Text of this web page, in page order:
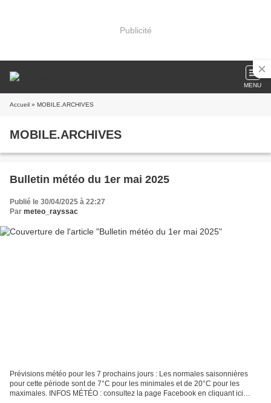
Publicité
MENU
Accueil » MOBILE.ARCHIVES
MOBILE.ARCHIVES
Bulletin météo du 1er mai 2025
Publié le 30/04/2025 à 22:27
Par meteo_rayssac
Prévisions météo pour les 7 prochains jours : Les normales saisonnières
pour cette période sont de 7°C pour les minimales et de 20°C pour les
maximales. INFOS MÉTÉO : consultez la page Facebook en cliquant ici